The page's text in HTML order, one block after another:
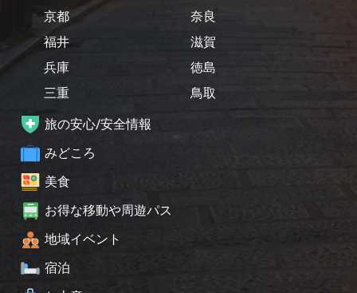
京都
福井
兵庫
三重
奈良
滋賀
徳島
鳥取
旅の安心/安全情報
みどころ
美食
お得な移動や周遊パス
地域イベント
宿泊